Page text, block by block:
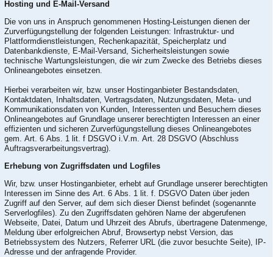
Hosting und E-Mail-Versand
Die von uns in Anspruch genommenen Hosting-Leistungen dienen der
Zurverfügungstellung der folgenden Leistungen: Infrastruktur- und
Plattformdienstleistungen, Rechenkapazität, Speicherplatz und
Datenbankdienste, E-Mail-Versand, Sicherheitsleistungen sowie
technische Wartungsleistungen, die wir zum Zwecke des Betriebs dieses
Onlineangebotes einsetzen.
Hierbei verarbeiten wir, bzw. unser Hostinganbieter Bestandsdaten,
Kontaktdaten, Inhaltsdaten, Vertragsdaten, Nutzungsdaten, Meta- und
Kommunikationsdaten von Kunden, Interessenten und Besuchern dieses
Onlineangebotes auf Grundlage unserer berechtigten Interessen an einer
effizienten und sicheren Zurverfügungstellung dieses Onlineangebotes
gem. Art. 6 Abs. 1 lit. f DSGVO i.V.m. Art. 28 DSGVO (Abschluss
Auftragsverarbeitungsvertrag).
Erhebung von Zugriffsdaten und Logfiles
Wir, bzw. unser Hostinganbieter, erhebt auf Grundlage unserer berechtigten
Interessen im Sinne des Art. 6 Abs. 1 lit. f. DSGVO Daten über jeden
Zugriff auf den Server, auf dem sich dieser Dienst befindet (sogenannte
Serverlogfiles). Zu den Zugriffsdaten gehören Name der abgerufenen
Webseite, Datei, Datum und Uhrzeit des Abrufs, übertragene Datenmenge,
Meldung über erfolgreichen Abruf, Browsertyp nebst Version, das
Betriebssystem des Nutzers, Referrer URL (die zuvor besuchte Seite), IP-
Adresse und der anfragende Provider.